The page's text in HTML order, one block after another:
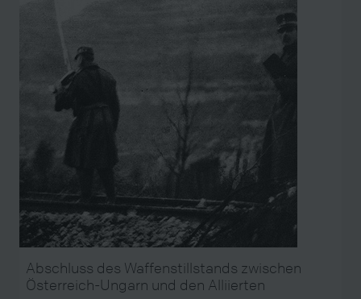
Abschluss des Waffenstillstands zwischen
Österreich-Ungarn und den Alliierten